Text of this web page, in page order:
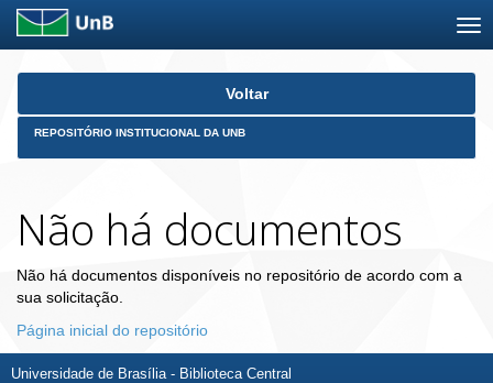
Skip
Voltar
REPOSITÓRIO INSTITUCIONAL DA UNB
Não há documentos
Não há documentos disponíveis no repositório de acordo com a
sua solicitação.
Página inicial do repositório
Universidade de Brasília - Biblioteca Central